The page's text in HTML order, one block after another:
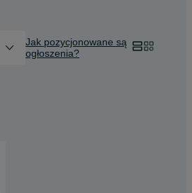
Jak pozycjonowane są
ogłoszenia?